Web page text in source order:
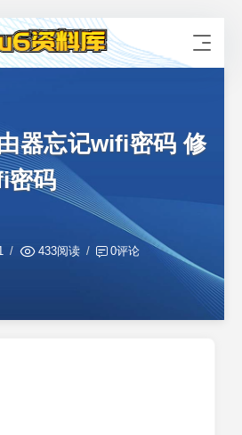
器忘记wifi密码 修
密码
433阅读 0评论